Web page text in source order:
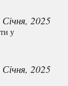
2025
у
2025